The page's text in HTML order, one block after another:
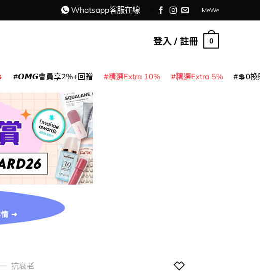
Whatsapp客服在線 MeWe
登入 / 註冊 0
𝙊𝙈𝙂會員享2%+回贈 精選Extra 10% 精選Extra 5% 💲0換
情 ➜
抗衰老